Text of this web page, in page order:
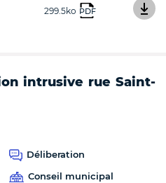
299.5ko PDF
intrusive rue Saint-
Déliberation
Conseil municipal